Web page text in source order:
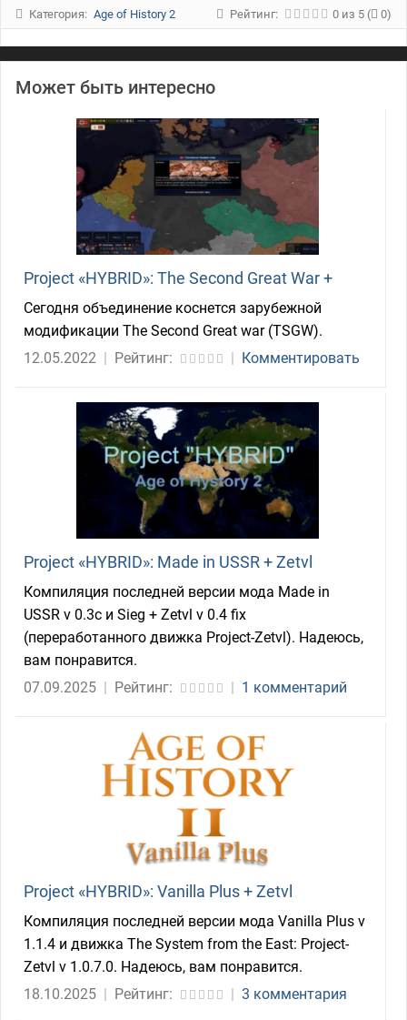
Категория: Age of History 2 Рейтинг: 0 из 5 ( 0)
Может быть интересно
Project «HYBRID»: The Second Great War +
Сегодня объединение коснется зарубежной
модификации The Second Great war (TSGW).
12.05.2022 | Рейтинг: | Комментировать
Project «HYBRID»: Made in USSR + Zetvl
Компиляция последней версии мода Made in
USSR v 0.3c и Sieg + Zetvl v 0.4 fix
(переработанного движка Project-Zetvl). Надеюсь,
вам понравится.
07.09.2025 | Рейтинг: | 1 комментарий
Project «HYBRID»: Vanilla Plus + Zetvl
Компиляция последней версии мода Vanilla Plus v
1.1.4 и движка The System from the East: Project-
Zetvl v 1.0.7.0. Надеюсь, вам понравится.
18.10.2025 | Рейтинг: | 3 комментария